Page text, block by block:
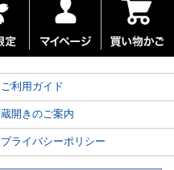
ご利用ガイド
蔵開きのご案内
プライバシーポリシー